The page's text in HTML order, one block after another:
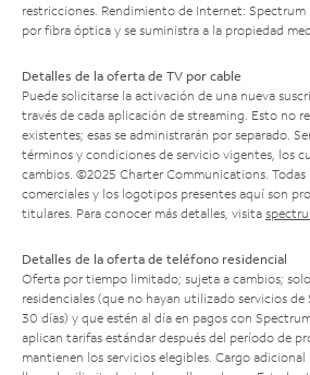
restricciones. Rendimiento de Internet:
por fibra óptica y se suministra a la propiedad
Detalles de la oferta de TV por cable
Puede solicitarse la activación de una nueva
través de cada aplicación de streaming. Esto no
existentes; esas se administrarán por separado.
términos y condiciones de servicio vigentes, los
cambios. ©2025 Charter Communications. Todas
comerciales y los logotipos presentes aquí son
titulares. Para conocer más detalles, visita
Detalles de la oferta de teléfono residencial
Oferta por tiempo limitado; sujeta a cambios;
residenciales (que no hayan utilizado servicios
30 días) y que estén al día en pagos con
aplican tarifas estándar después del período de
mantienen los servicios elegibles. Cargo